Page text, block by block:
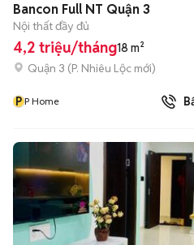
Bancon Full NT Quận 3
Nội thất đầy đủ
4,2 triệu/tháng18 m²
Quận 3 (P. Nhiêu Lộc mới)
P P Home